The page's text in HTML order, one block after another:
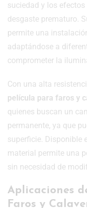
suciedad y los efectos
desgaste prematuro.
permite una
adaptándose a
comprometer la
Con una alta
película para faros y
quienes buscan un
permanente, ya que
superficie. Disponible
material permite una
sin necesidad de
Aplicaciones
Faros y